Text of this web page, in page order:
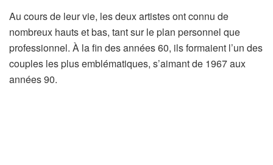
Au cours de leur vie, les deux artistes ont connu de
nombreux hauts et bas, tant sur le plan personnel que
professionnel. À la fin des années 60, ils formaient l’un des
couples les plus emblématiques, s’aimant de 1967 aux
années 90.